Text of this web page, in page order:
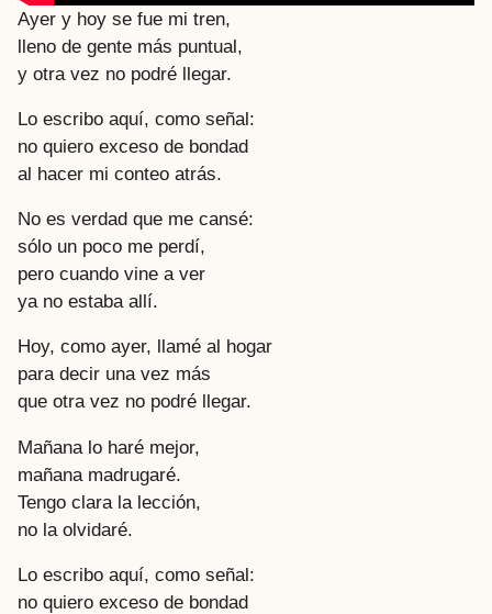
Ayer y hoy se fue mi tren,
lleno de gente más puntual,
y otra vez no podré llegar.
Lo escribo aquí, como señal:
no quiero exceso de bondad
al hacer mi conteo atrás.
No es verdad que me cansé:
sólo un poco me perdí,
pero cuando vine a ver
ya no estaba allí.
Hoy, como ayer, llamé al hogar
para decir una vez más
que otra vez no podré llegar.
Mañana lo haré mejor,
mañana madrugaré.
Tengo clara la lección,
no la olvidaré.
Lo escribo aquí, como señal:
no quiero exceso de bondad